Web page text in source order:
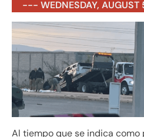
--- WEDNESDAY, AUGUST
Al tiempo que se indica como